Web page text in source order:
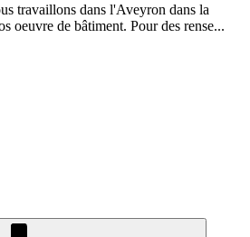
travaillons dans l'Aveyron dans la
oeuvre de bâtiment. Pour des rense...